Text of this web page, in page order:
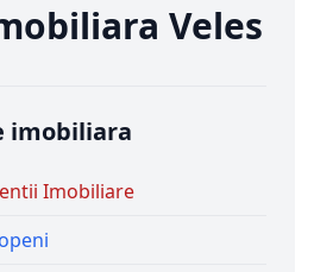
Veles
imobiliara
Imobiliare